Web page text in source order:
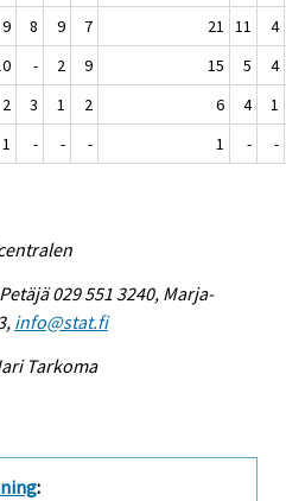
9 8 9 7 21 11
4
- 2 9 15 5
4
2 3 1 2 6 4
1
1 - - - 1 - -
029 551 3240, Marja-
info@stat.fi
Tarkoma
: